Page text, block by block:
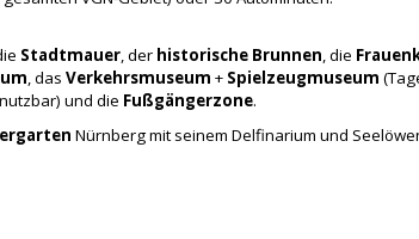
Stadtmauer, der historische Brunnen, die
, dasVerkehrsmuseum + Spielzeugmuseum
und die Fußgängerzone.
Nürnberg mit seinem Delfinarium und